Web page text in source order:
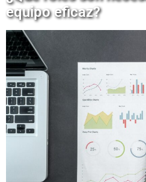
equipo eficaz?